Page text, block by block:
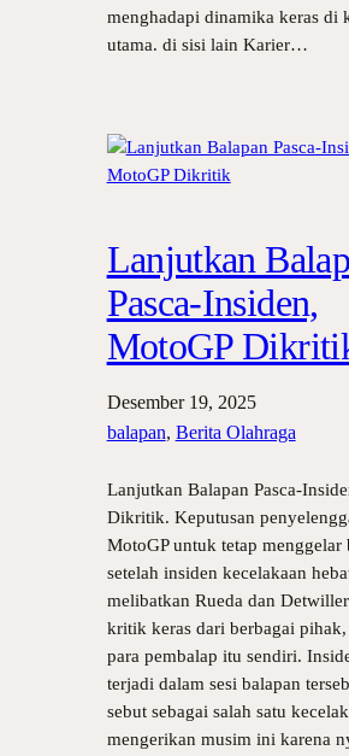
menghadapi dinamika keras di
utama. di sisi lain Karier…
Lanjutkan
Pasca-Insiden,
MotoGP
Desember 19, 2025
balapan, Berita Olahraga
Lanjutkan Balapan Pasca-
Dikritik. Keputusan
MotoGP untuk tetap menggelar
setelah insiden kecelakaan
melibatkan Rueda dan
kritik keras dari berbagai pihak,
para pembalap itu sendiri.
terjadi dalam sesi balapan
sebut sebagai salah satu
mengerikan musim ini karena